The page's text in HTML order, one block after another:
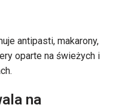
antipasti, makarony,
oparte na świeżych i
na